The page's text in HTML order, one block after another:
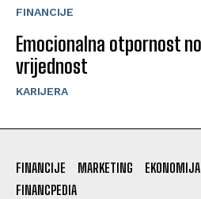
FINANCIJE
Emocionalna otpornost
vrijednost
KARIJERA
FINANCIJE MARKETING EKONOMIJA
FINANCPEDIA